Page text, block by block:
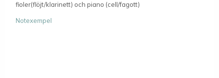
fioler(flöjt/klarinett) och piano (cell/fagott)
Notexempel